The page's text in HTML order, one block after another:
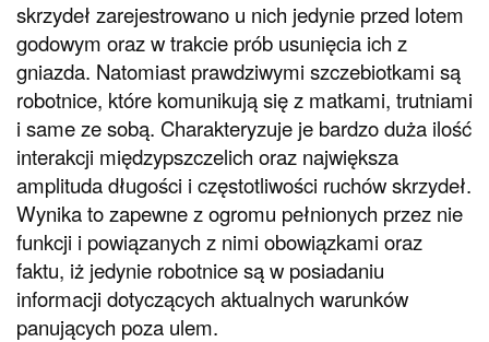
skrzydeł zarejestrowano u nich jedynie przed lotem
godowym oraz w trakcie prób usunięcia ich z
gniazda. Natomiast prawdziwymi szczebiotkami są
robotnice, które komunikują się z matkami, trutniami
i same ze sobą. Charakteryzuje je bardzo duża ilość
interakcji międzypszczelich oraz największa
amplituda długości i częstotliwości ruchów skrzydeł.
Wynika to zapewne z ogromu pełnionych przez nie
funkcji i powiązanych z nimi obowiązkami oraz
faktu, iż jedynie robotnice są w posiadaniu
informacji dotyczących aktualnych warunków
panujących poza ulem.